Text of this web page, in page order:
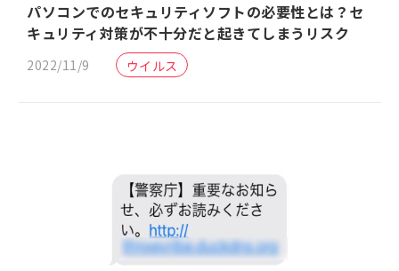
パソコンでのセキュリティソフトの必要性とは？セ
キュリティ対策が不十分だと起きてしまうリスク
2022/11/9 ウイルス